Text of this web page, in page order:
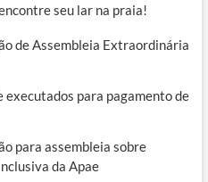
seu lar na praia!
de Assembleia Extraordinária
executados para pagamento de
para assembleia sobre
da Apae